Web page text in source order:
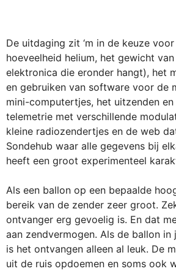
De uitdaging zit ‘m in de keuze
hoeveelheid helium, het gewicht
elektronica die eronder hangt), het
en gebruiken van software voor de
mini-computertjes, het uitzenden
telemetrie met verschillende
kleine radiozendertjes en de web
Sondehub waar alle gegevens bij
heeft een groot experimenteel
Als een ballon op een bepaalde
bereik van de zender zeer groot.
ontvanger erg gevoelig is. En dat
aan zendvermogen. Als de ballon
is het ontvangen alleen al leuk. De
uit de ruis opdoemen en soms ook